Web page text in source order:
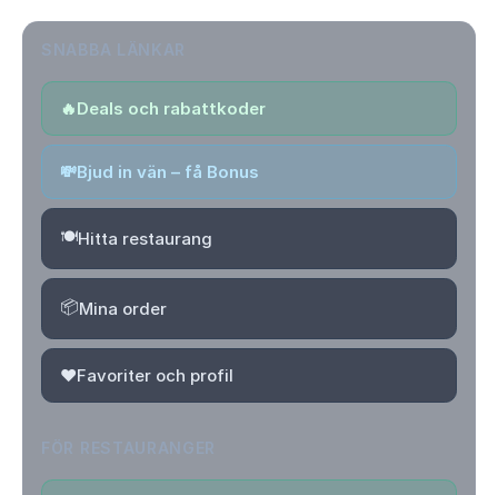
🔥Deals och rabattkoder
💸Bjud in vän – få Bonus
🍽️Hitta restaurang
📦Mina order
❤️Favoriter och profil